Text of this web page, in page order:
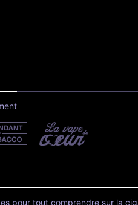
pour tout comprendre sur la